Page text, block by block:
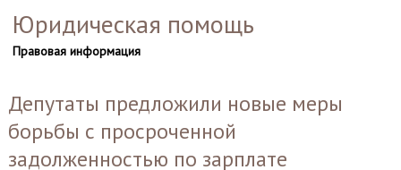
Юридическая помощь
Правовая информация
Депутаты предложили новые меры
борьбы с просроченной
задолженностью по зарплате